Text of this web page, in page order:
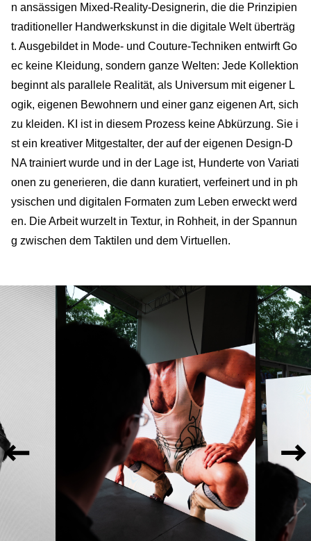
n ansässigen Mixed-Reality-Designerin, die die Prinzipien
traditioneller Handwerkskunst in die digitale Welt überträg
t. Ausgebildet in Mode- und Couture-Techniken entwirft Go
ec keine Kleidung, sondern ganze Welten: Jede Kollektion
beginnt als parallele Realität, als Universum mit eigener L
ogik, eigenen Bewohnern und einer ganz eigenen Art, sich
zu kleiden. KI ist in diesem Prozess keine Abkürzung. Sie i
st ein kreativer Mitgestalter, der auf der eigenen Design-D
NA trainiert wurde und in der Lage ist, Hunderte von Variati
onen zu generieren, die dann kuratiert, verfeinert und in ph
ysischen und digitalen Formaten zum Leben erweckt werd
en. Die Arbeit wurzelt in Textur, in Rohheit, in der Spannun
g zwischen dem Taktilen und dem Virtuellen.